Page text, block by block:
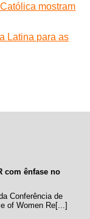
mostram
Latina para as
com ênfase no
Conferência de
of Women Re[...]